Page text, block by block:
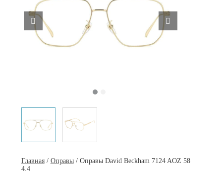
Главная/ Оправы/ Оправы David Beckham 7124 AOZ 58
4.4